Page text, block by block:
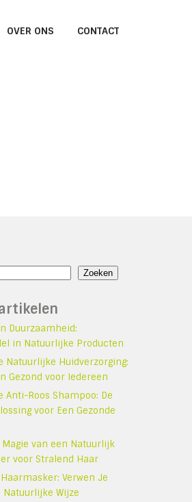
OVER ONS CONTACT
Zoeken
Duurzaamheid:
in Natuurlijke Producten
Natuurlijke Huidverzorging:
Gezond voor Iedereen
Anti-Roos Shampoo: De
voor Een Gezonde
Magie van een Natuurlijk
voor Stralend Haar
Verwen Je
Natuurlijke Wijze